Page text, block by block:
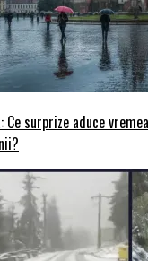
Ce surprize aduce